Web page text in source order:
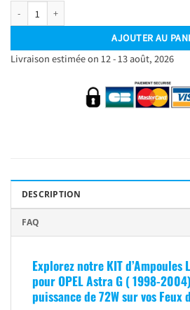
AJOUTER AU
Livraison estimée on 12 - 13 août, 2026
DESCRIPTION
FAQ
Explorez notre KIT d’Ampoules
pourOPEL Astra G ( 1998-2004)
puissance de 72W sur vos Feux